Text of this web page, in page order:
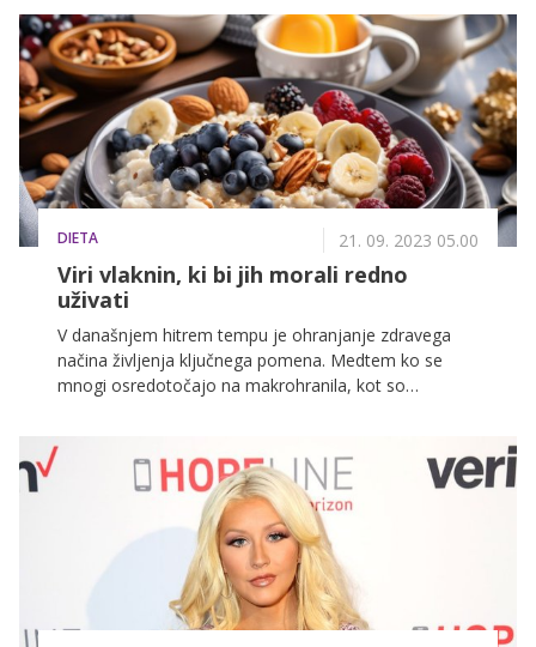
zdravja.
DIETA 21. 09. 2023 05.00
Viri vlaknin, ki bi jih morali redno
uživati
V današnjem hitrem tempu je ohranjanje zdravega
načina življenja ključnega pomena. Medtem ko se
mnogi osredotočajo na makrohranila, kot so
pogosto ostane neopažen. Vlaknine so namreč
bistvena sestavina uravnotežene prehrane, saj nudijo
številne koristi.